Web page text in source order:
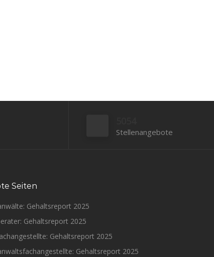
Stellenangebote
Seiten
Gehaltsreport 2025
Gehaltsreport 2025
Gehaltsreport 2025
Gehaltsreport 2025